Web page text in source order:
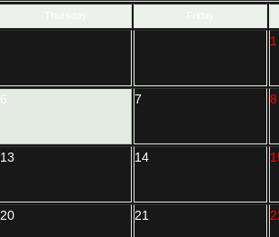
1
6 7 8
13 14
20 21